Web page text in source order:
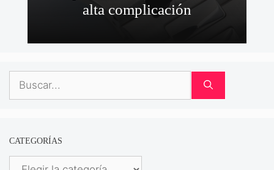
alta complicación
Buscar:
CATEGORÍAS
Categorías